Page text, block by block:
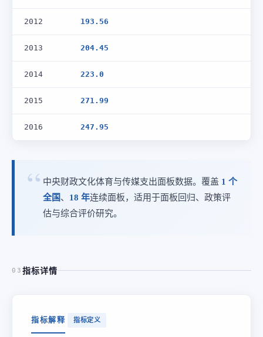
2012 193.56
2013 204.45
2014 223.0
2015 271.99
2016 247.95
中央财政文化体育与传媒支出面板数据。覆盖 1 个
全国、 18 年连续面板，适用于面板回归、政策评
估与综合评价研究。
03 指标详情
指标解释 指标定义